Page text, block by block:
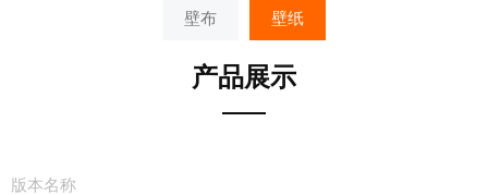
壁布 壁纸
产品展示
版本名称